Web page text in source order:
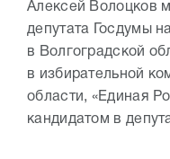
Алексей Волоцков
депутата Госдумы
в Волгоградской
в избирательной
области, «Единая
кандидатом в